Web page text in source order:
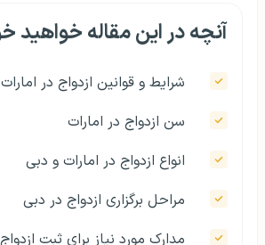
آنچه در این مقاله خواهید
شرایط و قوانین ازدواج در
سن ازدواج در امارات
انواع ازدواج در امارات و دبی
مراحل برگزاری ازدواج در دبی
مدارک مورد نیاز برای ثبت